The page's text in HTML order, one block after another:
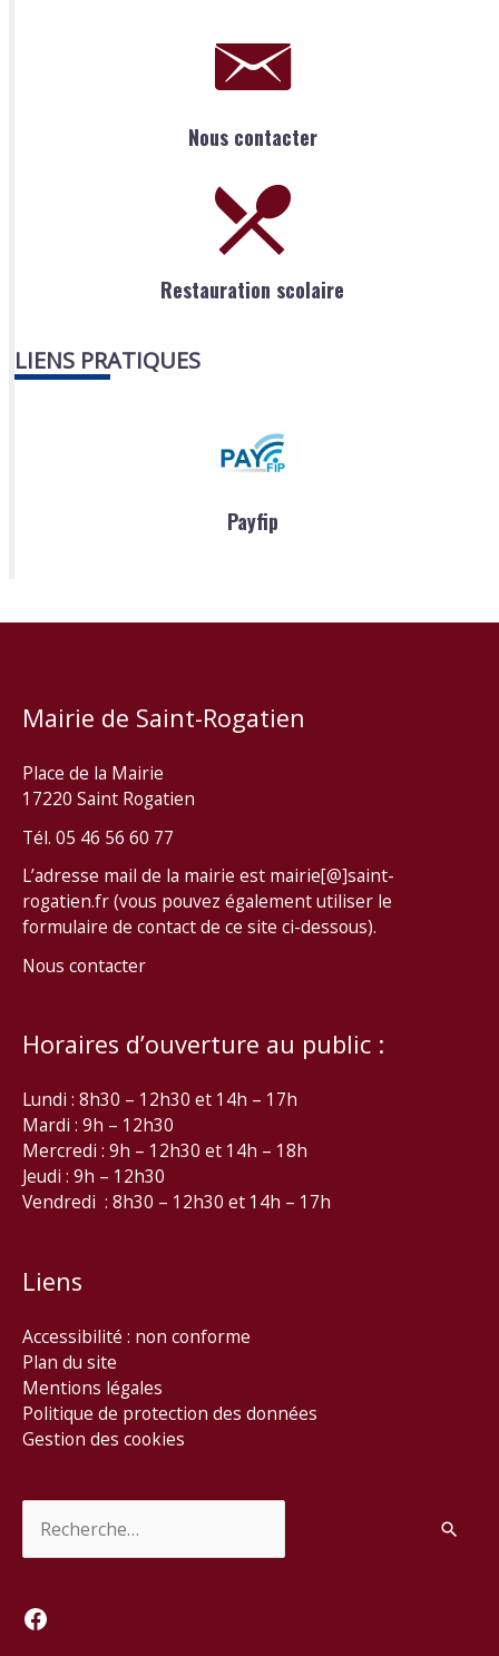
Nous contacter
Restauration scolaire
LIENS PRATIQUES
Payfip
Mairie de Saint-Rogatien
Place de la Mairie
17220 Saint Rogatien
Tél. 05 46 56 60 77
L’adresse mail de la mairie est mairie[@]saint-
rogatien.fr (vous pouvez également utiliser le
formulaire de contact de ce site ci-dessous).
Nous contacter
Horaires d’ouverture au public :
Lundi : 8h30 – 12h30 et 14h – 17h
Mardi : 9h – 12h30
Mercredi : 9h – 12h30 et 14h – 18h
Jeudi : 9h – 12h30
Vendredi : 8h30 – 12h30 et 14h – 17h
Liens
Accessibilité : non conforme
Plan du site
Mentions légales
Politique de protection des données
Gestion des cookies
Facebook